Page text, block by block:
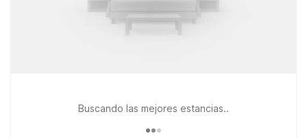
Buscando las mejores estancias..